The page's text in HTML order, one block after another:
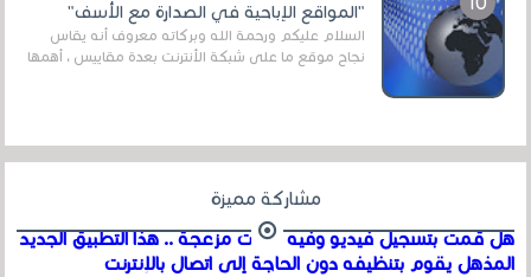
"المواقع الإباحية في الصدارة مع الأسف"
السلام عليكم ورحمة الله وبركاته معروف أنه يقاس
نجاح موقع ما على شبكة الأنترنت بعدة مقاييس ، أهمها
مشاركة مميزة
هل قمت بتسجيل فيديو وفيه أصوت مزعجة .. هذا التطبيق الجديد
المذهل يقوم بتنظيفه دون الحاجة إلى اتصال بالإنترنت